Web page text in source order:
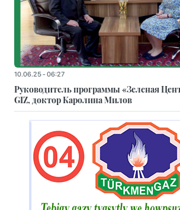
10.06.25 - 06:27
Руководитель программы «Зеленая
GIZ, доктор Каролина Милов